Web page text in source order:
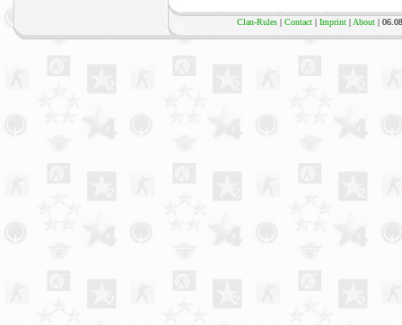
Clan-Rules| Contact| Imprint| About|